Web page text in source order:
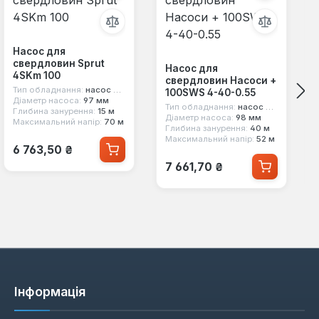
Насос для
свердловин Sprut
4SKm 100
Тип обладнання: насос для свердловини
Діаметр насоса: 97 мм
Глибина занурення: 15 м
Максимальний напір: 70 м
Звичайна ціна:
6 763,50 ₴
Насос для
свердловин Насоси +
100SWS 4-40-0.55
Тип обладнання: насос для свердловини
Діаметр насоса: 98 мм
Глибина занурення: 40 м
Максимальний напір: 52 м
Звичайна ціна:
7 661,70 ₴
Інформація